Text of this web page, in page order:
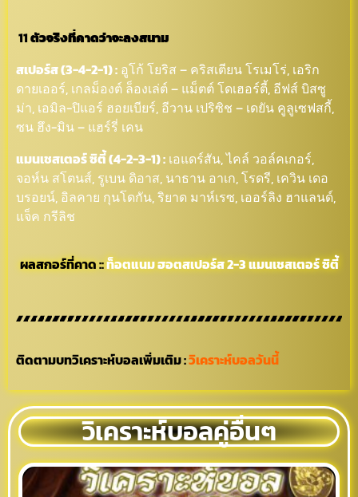
11ตัวจริงที่คาดว่าจะลงสนาม
สเปอร์ส (3-4-2-1) : อูโก้ โยริส – คริสเตียน โรเมโร่, เอริก
ดายเออร์, เกลม็องต์ ล็องเล่ต์ – แม็ตต์ โดเฮอร์ตี้, อีฟส์ บิสซู
ม่า, เอมิล-ปิแอร์ ฮอยเบียร์, อีวาน เปริซิช – เดยัน คูลูเซฟสกี้,
ซน ฮึง-มิน – แฮร์รี่ เคน
แมนเชสเตอร์ ซิตี้ (4-2-3-1) : เอแดร์สัน, ไคล์ วอล์คเกอร์,
จอห์น สโตนส์, รูเบน ดิอาส, นาธาน อาเก, โรดรี, เควิน เดอ
บรอยน์, อิลคาย กุนโดกัน, ริยาด มาห์เรซ, เออร์ลิง ฮาแลนด์,
แจ็ค กรีลิช
ผลสกอร์ที่คาด ::ท็อตแนม ฮอตสเปอร์ส 2-3 แมนเชสเตอร์ ซิตี้
ติดตามบทวิเคราะห์บอลเพิ่มเติม :วิเคราะห์บอลวันนี้
วิเคราะห์บอลคู่อื่นๆ